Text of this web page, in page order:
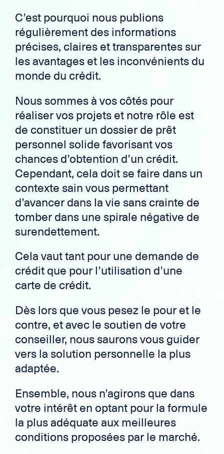
C’est pourquoi nous publions
régulièrement des informations
précises, claires et transparentes sur
les avantages et les inconvénients du
monde du crédit.
Nous sommes à vos côtés pour
réaliser vos projets et notre rôle est
de constituer un dossier de prêt
personnel solide favorisant vos
chances d’obtention d’un crédit.
Cependant, cela doit se faire dans un
contexte sain vous permettant
d’avancer dans la vie sans crainte de
tomber dans une spirale négative de
surendettement.
Cela vaut tant pour une demande de
crédit que pour l’utilisation d’une
carte de crédit.
Dès lors que vous pesez le pour et le
contre, et avec le soutien de votre
conseiller, nous saurons vous guider
vers la solution personnelle la plus
adaptée.
Ensemble, nous n’agirons que dans
votre intérêt en optant pour la formule
la plus adéquate aux meilleures
conditions proposées par le marché.